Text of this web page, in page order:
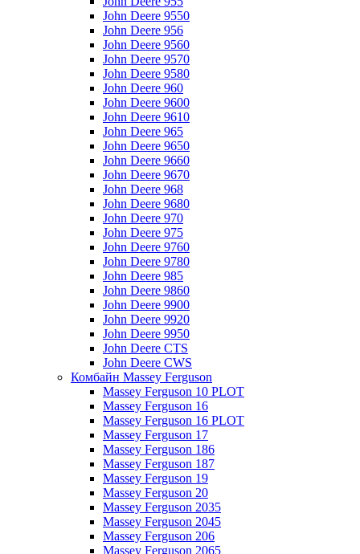
John Deere 9550
John Deere 956
John Deere 9560
John Deere 9570
John Deere 9580
John Deere 960
John Deere 9600
John Deere 9610
John Deere 965
John Deere 9650
John Deere 9660
John Deere 9670
John Deere 968
John Deere 9680
John Deere 970
John Deere 975
John Deere 9760
John Deere 9780
John Deere 985
John Deere 9860
John Deere 9900
John Deere 9920
John Deere 9950
John Deere CTS
John Deere CWS
Комбайн Massey Ferguson
Massey Ferguson 10 PLOT
Massey Ferguson 16
Massey Ferguson 16 PLOT
Massey Ferguson 17
Massey Ferguson 186
Massey Ferguson 187
Massey Ferguson 19
Massey Ferguson 20
Massey Ferguson 2035
Massey Ferguson 2045
Massey Ferguson 206
Massey Ferguson 2065